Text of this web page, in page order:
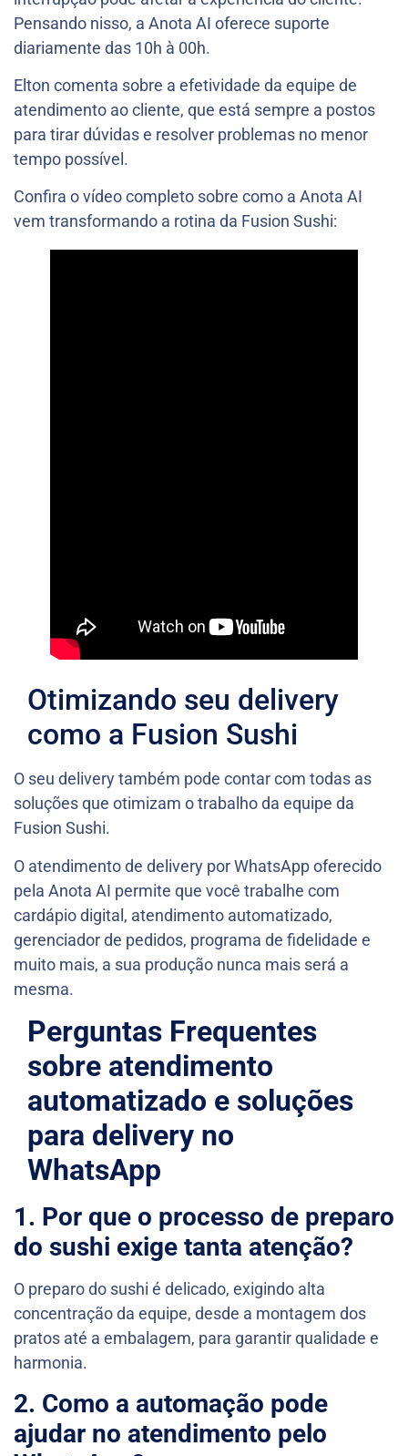
Pensando nisso, a Anota AI oferece suporte
diariamente das 10h à 00h.
Elton comenta sobre a efetividade da equipe de
atendimento ao cliente, que está sempre a postos
para tirar dúvidas e resolver problemas no menor
tempo possível.
Confira o vídeo completo sobre como a Anota AI
vem transformando a rotina da Fusion Sushi:
Otimizando seu delivery
como a Fusion Sushi
O seu delivery também pode contar com todas as
soluções que otimizam o trabalho da equipe da
Fusion Sushi.
O atendimento de delivery por WhatsApp oferecido
pela Anota AI permite que você trabalhe com
cardápio digital, atendimento automatizado,
gerenciador de pedidos, programa de fidelidade e
muito mais, a sua produção nunca mais será a
mesma.
Perguntas Frequentes
sobre atendimento
automatizado e soluções
para delivery no
WhatsApp
1. Por que o processo de preparo
do sushi exige tanta atenção?
O preparo do sushi é delicado, exigindo alta
concentração da equipe, desde a montagem dos
pratos até a embalagem, para garantir qualidade e
harmonia.
2. Como a automação pode
ajudar no atendimento pelo